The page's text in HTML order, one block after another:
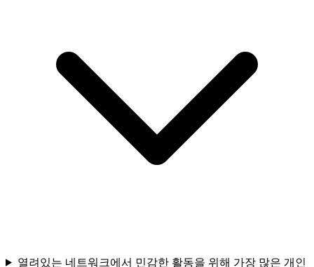
열려있는 네트워크에서 민감한 활동을 위해 가장 많은 개인